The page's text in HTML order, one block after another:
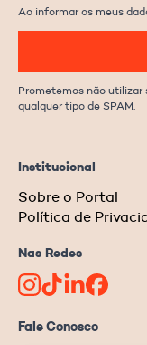
Institucional
Sobre o Portal
Política de
Nas Redes
Fale Conosco
Ao informar os meus
Prometemos não
qualquer tipo de SPAM.